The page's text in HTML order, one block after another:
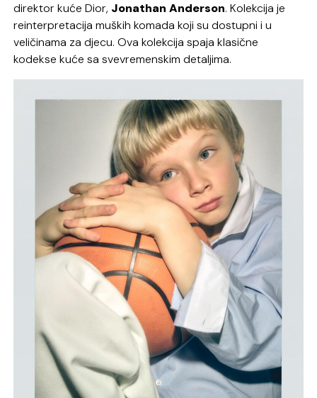
direktor kuće Dior, Jonathan Anderson. Kolekcija je
reinterpretacija muških komada koji su dostupni i u
veličinama za djecu. Ova kolekcija spaja klasične
kodekse kuće sa svevremenskim detaljima.